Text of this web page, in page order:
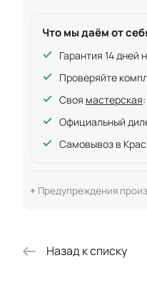
Что мы даём от
Гарантия 14 дней
Проверяйте
Своя мастерская
Официальный
Самовывоз в
Предупреждения
Назад к списку